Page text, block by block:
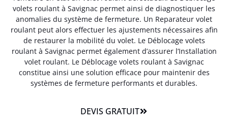
volets roulant à Savignac permet ainsi de diagnostiquer les
anomalies du système de fermeture. Un Reparateur volet
roulant peut alors effectuer les ajustements nécessaires afin
de restaurer la mobilité du volet. Le Déblocage volets
roulant à Savignac permet également d’assurer l’Installation
volet roulant. Le Déblocage volets roulant à Savignac
constitue ainsi une solution efficace pour maintenir des
systèmes de fermeture performants et durables.
DEVIS GRATUIT